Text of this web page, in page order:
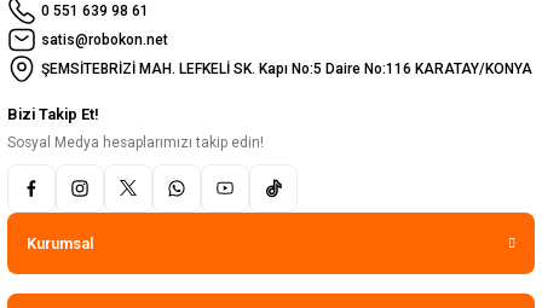
0 551 639 98 61
satis@robokon.net
ŞEMSİTEBRİZİ MAH. LEFKELİ SK. Kapı No:5 Daire No:116 KARATAY/KONYA
Bizi Takip Et!
Sosyal Medya hesaplarımızı takip edin!
Kurumsal